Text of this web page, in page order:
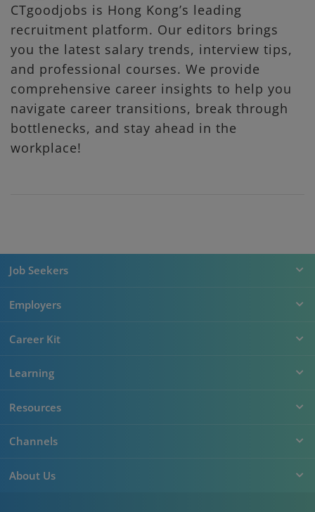
CTgoodjobs is Hong Kong’s leading
recruitment platform. Our editors brings
you the latest salary trends, interview tips,
and professional courses. We provide
comprehensive career insights to help you
navigate career transitions, break through
bottlenecks, and stay ahead in the
workplace!
Job Seekers
Employers
Career Kit
Learning
Resources
Channels
About Us